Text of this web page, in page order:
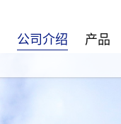
产品